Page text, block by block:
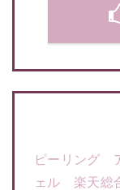
ピーリング
ェル 楽天総